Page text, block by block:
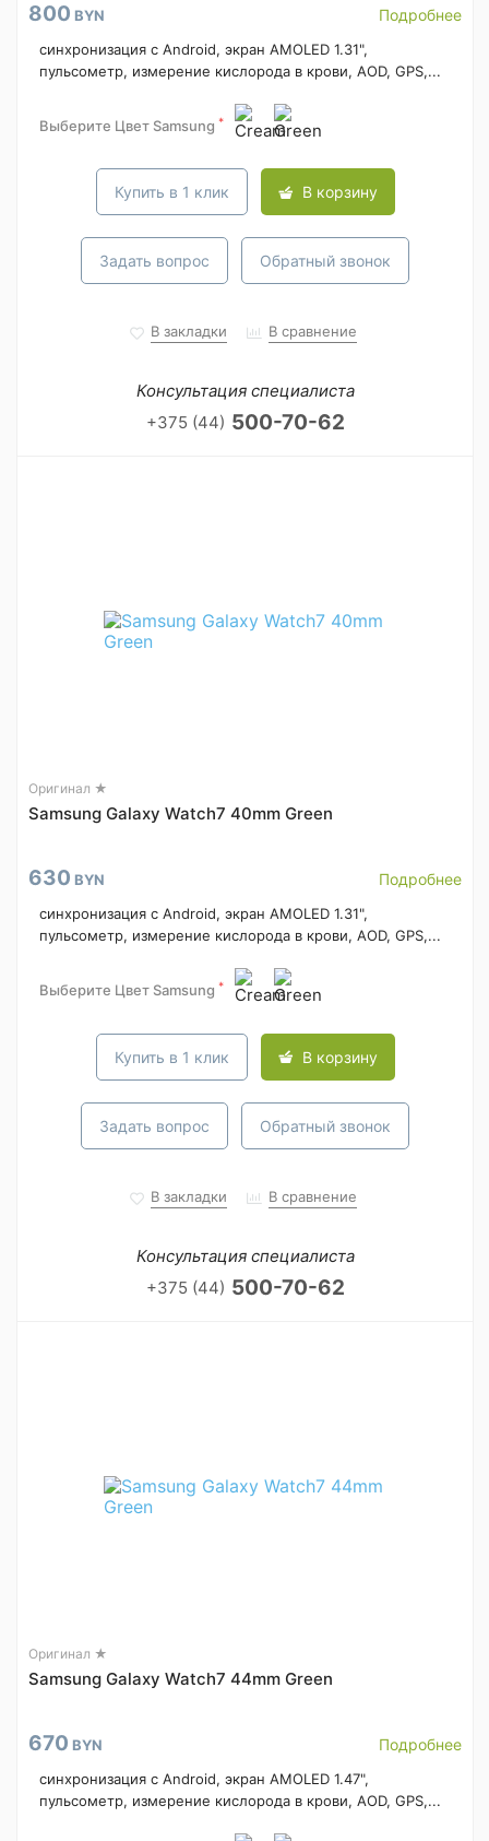
800 BYN Подробнее
синхронизация с Android, экран AMOLED 1.31",
пульсометр, измерение кислорода в крови, AOD, GPS,...
Выберите Цвет Samsung *
Купить в 1 клик В корзину
Задать вопрос Обратный звонок
В закладки В сравнение
Консультация специалиста
+375 (44) 500-70-62
Оригинал ★
Samsung Galaxy Watch7 40mm Green
630 BYN Подробнее
синхронизация с Android, экран AMOLED 1.31",
пульсометр, измерение кислорода в крови, AOD, GPS,...
Выберите Цвет Samsung *
Купить в 1 клик В корзину
Задать вопрос Обратный звонок
В закладки В сравнение
Консультация специалиста
+375 (44) 500-70-62
Оригинал ★
Samsung Galaxy Watch7 44mm Green
670 BYN Подробнее
синхронизация с Android, экран AMOLED 1.47",
пульсометр, измерение кислорода в крови, AOD, GPS,...